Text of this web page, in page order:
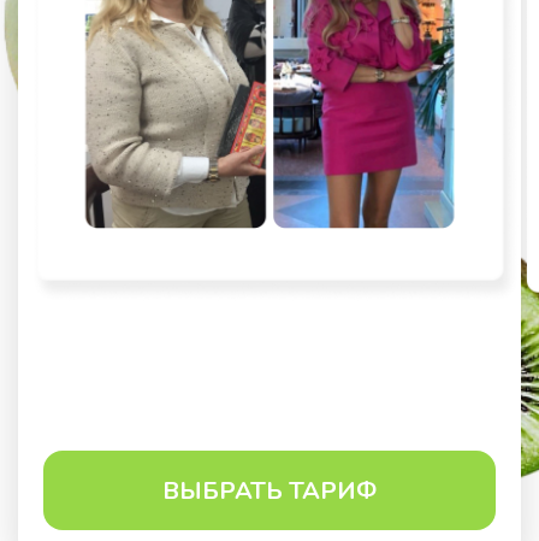
ВЫБРАТЬ ТАРИФ